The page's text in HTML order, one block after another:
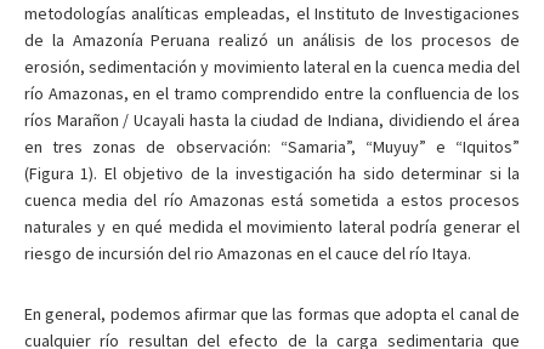
metodologías analíticas empleadas, el Instituto de Investigaciones
de la Amazonía Peruana realizó un análisis de los procesos de
erosión, sedimentación y movimiento lateral en la cuenca media del
río Amazonas, en el tramo comprendido entre la confluencia de los
ríos Marañon / Ucayali hasta la ciudad de Indiana, dividiendo el área
en tres zonas de observación: “Samaria”, “Muyuy” e “Iquitos”
(Figura 1). El objetivo de la investigación ha sido determinar si la
cuenca media del río Amazonas está sometida a estos procesos
naturales y en qué medida el movimiento lateral podría generar el
riesgo de incursión del rio Amazonas en el cauce del río Itaya.
En general, podemos afirmar que las formas que adopta el canal de
cualquier río resultan del efecto de la carga sedimentaria que